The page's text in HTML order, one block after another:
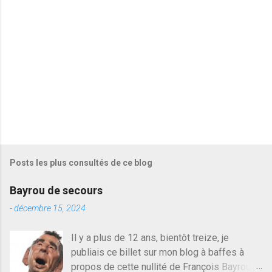
Posts les plus consultés de ce blog
Bayrou de secours
-décembre 15, 2024
Il y a plus de 12 ans, bientôt treize, je
publiais ce billet sur mon blog à baffes à
propos de cette nullité de François Bayrou. Il